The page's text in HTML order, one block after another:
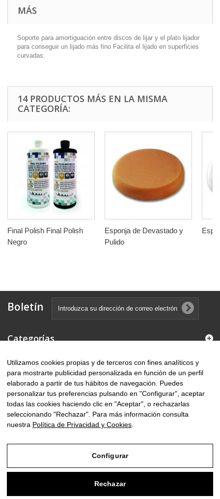
MÁS
Soporte para amortiguación entre discos de lijar y el plato lijador
para conseguir un lijado más fino Facilita el lijado en superficies
curvadas.
14 PRODUCTOS MÁS EN LA MISMA
CATEGORÍA:
Final Polish Final Polish
Negro
Esponja de Devastado y
Pulido
Boletín
Categorías
Información
Información sobre la tienda
Desarrollado porSephor Consulting
Utilizamos cookies propias y de terceros con fines analíticos y
para mostrarte publicidad personalizada en función de un perfil
elaborado a partir de tus hábitos de navegación. Puedes
personalizar tus preferencias pulsando en "Configurar", aceptar
todas las cookies haciendo clic en "Aceptar", o rechazarlas
seleccionando "Rechazar". Para más información consulta
nuestra Política de Privacidad y Cookies
Configurar
Rechazar
Aviso Legal